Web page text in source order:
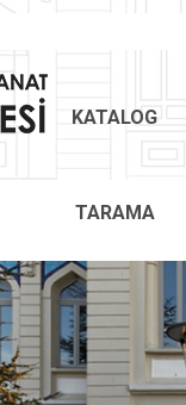
KATALOG
TARAMA